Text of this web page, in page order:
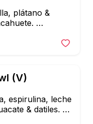
plátano &
tostado +
(V)
espirulina, leche
& datiles.